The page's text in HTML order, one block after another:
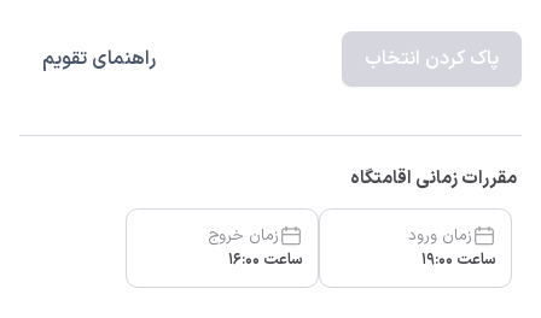
پاک کردن انتخاب راهنمای تقویم
مقررات زمانی اقامتگاه
زمان ورود
ساعت 19:00
زمان خروج
ساعت 16:00